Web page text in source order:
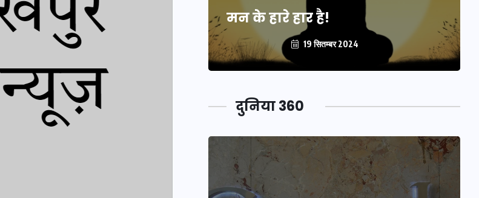
हारे हार है!
19 सितम्बर 2024
मन के हारे हार है!
19 सितम्बर 2024
दुनिया 360